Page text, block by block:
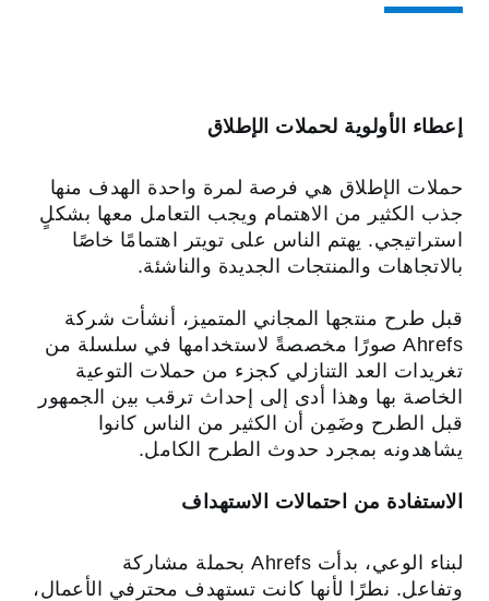
إعطاء الأولوية لحملات الإطلاق
حملات الإطلاق هي فرصة لمرة واحدة الهدف منها
جذب الكثير من الاهتمام ويجب التعامل معها بشكلٍ
استراتيجي. يهتم الناس على تويتر اهتمامًا خاصًا
بالاتجاهات والمنتجات الجديدة والناشئة.
قبل طرح منتجها المجاني المتميز، أنشأت شركة
Ahrefs صورًا مخصصةً لاستخدامها في سلسلة من
تغريدات العد التنازلي كجزء من حملات التوعية
الخاصة بها وهذا أدى إلى إحداث ترقب بين الجمهور
قبل الطرح وضَمِن أن الكثير من الناس كانوا
يشاهدونه بمجرد حدوث الطرح الكامل.
الاستفادة من احتمالات الاستهداف
لبناء الوعي، بدأت Ahrefs بحملة مشاركة
وتفاعل. نطرًا لأنها كانت تستهدف محترفي الأعمال،